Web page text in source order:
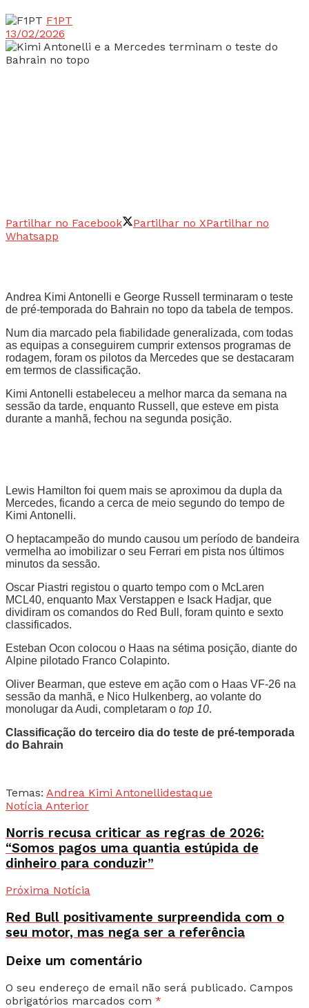
F1PT
13/02/2026
Partilhar no Facebook Partilhar no XPartilhar no
Whatsapp
Andrea Kimi Antonelli e George Russell terminaram o teste
de pré-temporada do Bahrain no topo da tabela de tempos.
Num dia marcado pela fiabilidade generalizada, com todas
as equipas a conseguirem cumprir extensos programas de
rodagem, foram os pilotos da Mercedes que se destacaram
em termos de classificação.
Kimi Antonelli estabeleceu a melhor marca da semana na
sessão da tarde, enquanto Russell, que esteve em pista
durante a manhã, fechou na segunda posição.
Lewis Hamilton foi quem mais se aproximou da dupla da
Mercedes, ficando a cerca de meio segundo do tempo de
Kimi Antonelli.
O heptacampeão do mundo causou um período de bandeira
vermelha ao imobilizar o seu Ferrari em pista nos últimos
minutos da sessão.
Oscar Piastri registou o quarto tempo com o McLaren
MCL40, enquanto Max Verstappen e Isack Hadjar, que
dividiram os comandos do Red Bull, foram quinto e sexto
classificados.
Esteban Ocon colocou o Haas na sétima posição, diante do
Alpine pilotado Franco Colapinto.
Oliver Bearman, que esteve em ação com o Haas VF-26 na
sessão da manhã, e Nico Hulkenberg, ao volante do
monolugar da Audi, completaram o top 10.
Classificação do terceiro dia do teste de pré-temporada
do Bahrain
Temas: Andrea Kimi Antonellidestaque
Notícia Anterior
Norris recusa criticar as regras de 2026:
“Somos pagos uma quantia estúpida de
dinheiro para conduzir”
Próxima Notícia
Red Bull positivamente surpreendida com o
seu motor, mas nega ser a referência
Deixe um comentário
O seu endereço de email não será publicado. Campos
obrigatórios marcados com *